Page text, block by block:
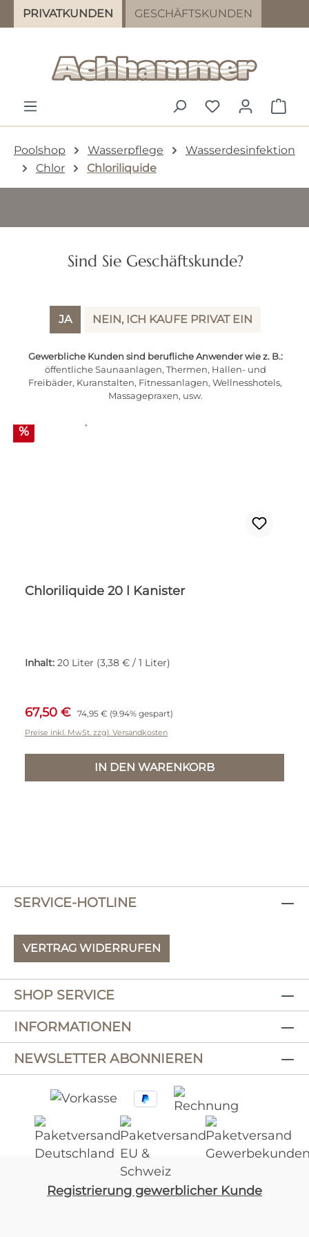
Zum Hauptinhalt springen
PRIVATKUNDEN GESCHÄFTSKUNDEN
Sind Sie Geschäftskunde?
JA NEIN, ICH KAUFE PRIVAT EIN
Gewerbliche Kunden sind berufliche Anwender wie z. B.:
öffentliche Saunaanlagen, Thermen, Hallen- und
Freibäder, Kuranstalten, Fitnessanlagen, Wellnesshotels,
Massagepraxen, usw.
DU HAST 0
Poolshop Wasserpflege
Wasserdesinfektion
Chlor
Chloriliquide
PRODUKTE FILTERN
Rabatt
%
Chloriliquide 20 l Kanister
Inhalt: 20 Liter (3,38 € / 1 Liter)
Verkaufspreis:
67,50 € Regulärer Preis:
74,95 € (9.94% gespart)
Preise inkl. MwSt. zzgl. Versandkosten
IN DEN WARENKORB
SERVICE-HOTLINE
VERTRAG WIDERRUFEN
SHOP SERVICE
INFORMATIONEN
NEWSLETTER ABONNIEREN
Registrierung gewerblicher Kunde